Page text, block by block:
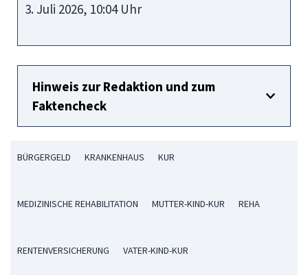
3. Juli 2026, 10:04 Uhr
Hinweis zur Redaktion und zum
Faktencheck
BÜRGERGELD KRANKENHAUS KUR
MEDIZINISCHE REHABILITATION MUTTER-KIND-KUR REHA
RENTENVERSICHERUNG VATER-KIND-KUR